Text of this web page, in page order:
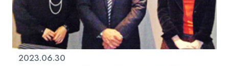
査...
2023.06.30